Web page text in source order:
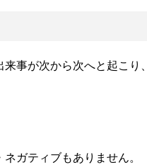
事が次から次へと起こり、
ガティブもありません。